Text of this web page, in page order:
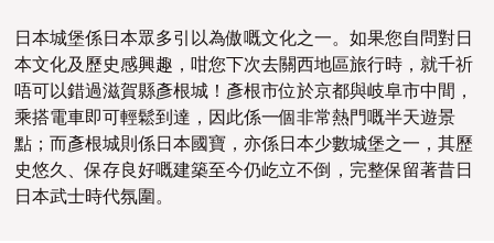
日本城堡係日本眾多引以為傲嘅文化之一。如果您自問對日
本文化及歷史感興趣，咁您下次去關西地區旅行時，就千祈
唔可以錯過滋賀縣彥根城！彥根市位於京都與岐阜市中間，
乘搭電車即可輕鬆到達，因此係一個非常熱門嘅半天遊景
點；而彥根城則係日本國寶，亦係日本少數城堡之一，其歷
史悠久、保存良好嘅建築至今仍屹立不倒，完整保留著昔日
日本武士時代氛圍。